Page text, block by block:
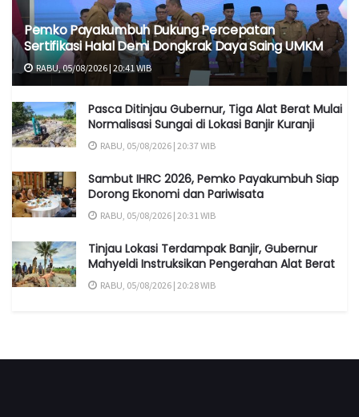
Pemko Payakumbuh Dukung Percepatan
Sertifikasi Halal Demi Dongkrak Daya Saing UMKM
RABU, 05/08/2026 | 20:41 WIB
Pasca Ditinjau Gubernur, Tiga Alat Berat Mulai
Normalisasi Sungai di Lokasi Banjir Kuranji
RABU, 05/08/2026 | 20:37 WIB
Sambut IHRC 2026, Pemko Payakumbuh Siap
Dorong Ekonomi dan Pariwisata
RABU, 05/08/2026 | 20:31 WIB
Tinjau Lokasi Terdampak Banjir, Gubernur
Mahyeldi Instruksikan Pengerahan Alat Berat
RABU, 05/08/2026 | 20:28 WIB